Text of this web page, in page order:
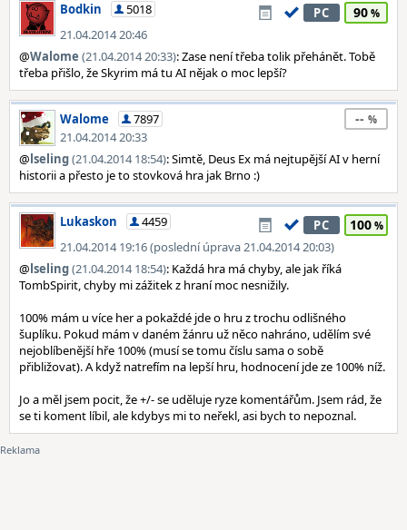
Bodkin
5018
21.04.2014 20:46
PC 90
@Walome (21.04.2014 20:33): Zase není třeba tolik přehánět. Tobě
třeba přišlo, že Skyrim má tu AI nějak o moc lepší?
Walome
7897
21.04.2014 20:33
--
@lseling(21.04.2014 18:54): Simtě, Deus Ex má nejtupější AI v herní
historii a přesto je to stovková hra jak Brno :)
Lukaskon
4459
21.04.2014 19:16 (poslední úprava 21.04.2014 20:03)
PC 100
@lseling(21.04.2014 18:54): Každá hra má chyby, ale jak říká
TombSpirit, chyby mi zážitek z hraní moc nesnižily.
100% mám u více her a pokaždé jde o hru z trochu odlišného
šuplíku. Pokud mám v daném žánru už něco nahráno, udělím své
nejoblíbenější hře 100% (musí se tomu číslu sama o sobě
přibližovat). A když natrefím na lepší hru, hodnocení jde ze 100% níž.
Jo a měl jsem pocit, že +/- se uděluje ryze komentářům. Jsem rád, že
se ti koment líbil, ale kdybys mi to neřekl, asi bych to nepoznal.